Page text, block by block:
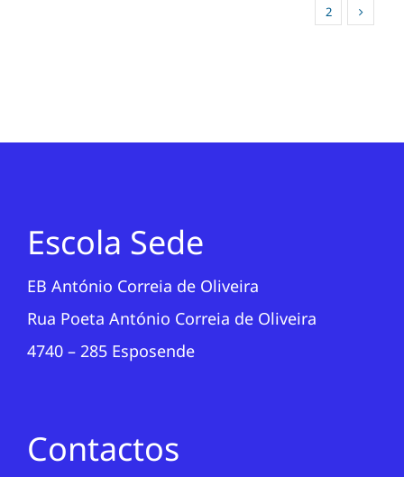
2
Escola Sede
EB António Correia de Oliveira
Rua Poeta António Correia de Oliveira
4740 – 285 Esposende
Contactos